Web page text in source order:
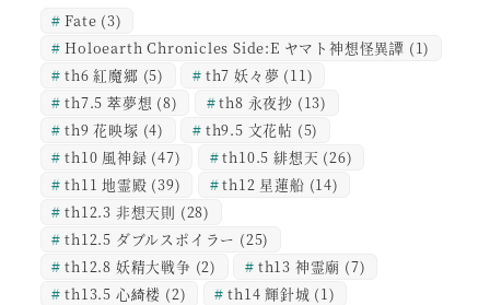
Fate (3)
Holoearth Chronicles Side:E ヤマト神想怪異譚 (1)
th6 紅魔郷 (5) th7 妖々夢 (11)
th7.5 萃夢想 (8) th8 永夜抄 (13)
th9 花映塚 (4) th9.5 文花帖 (5)
th10 風神録 (47) th10.5 緋想天 (26)
th11 地霊殿 (39) th12 星蓮船 (14)
th12.3 非想天則 (28)
th12.5 ダブルスポイラー (25)
th12.8 妖精大戦争 (2) th13 神霊廟 (7)
th13.5 心綺楼 (2) th14 輝針城 (1)